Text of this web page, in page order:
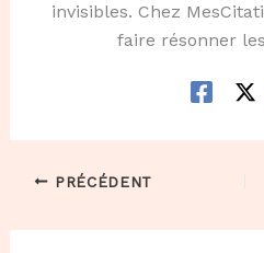
invisibles. Chez
faire résonner
PRÉCÉDENT